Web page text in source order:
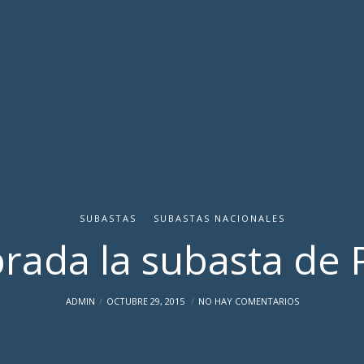
SUBASTAS SUBASTAS NACIONALES
la subasta de
ADMIN OCTUBRE 29, 2015 NO HAY COMENTARIOS